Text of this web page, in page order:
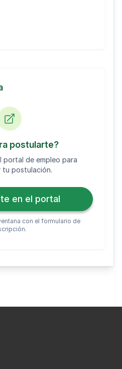
postularte?
portal de empleo para
tu postulación.
en el portal
con el formulario de